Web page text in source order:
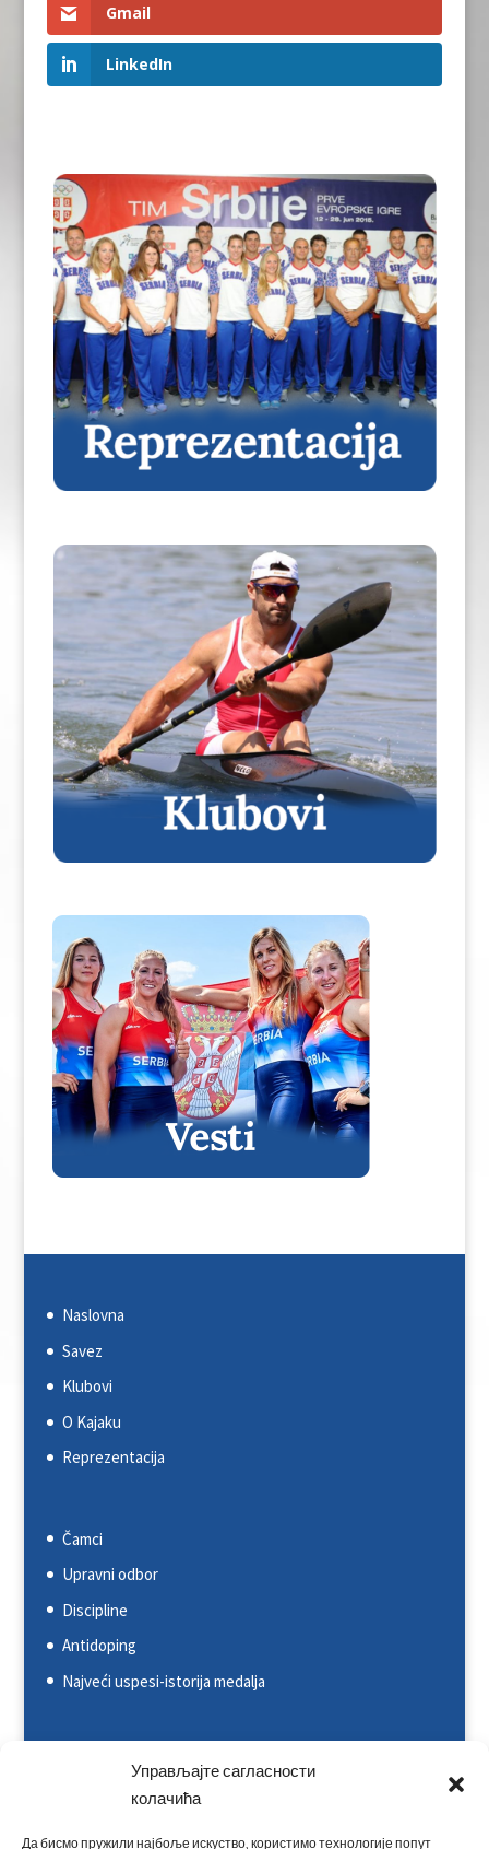
Управљајте сагласности
колачића
Да бисмо пружили најбоље искуство, користимо технологије попут
Gmail
LinkedIn
Naslovna
Savez
Klubovi
O Kajaku
Reprezentacija
Čamci
Upravni odbor
Discipline
Antidoping
Najveći uspesi-istorija medalja
Svetska kajakaška federacija (ICF)
Evropska kajakaška asocijacija (ECA)
Rezultati na nacionalnim takmičenjima